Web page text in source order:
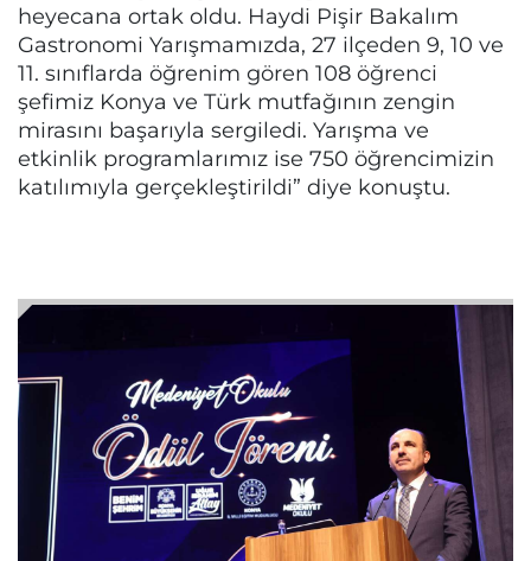
heyecana ortak oldu. Haydi Pişir Bakalım
Gastronomi Yarışmamızda, 27 ilçeden 9, 10 ve
11. sınıflarda öğrenim gören 108 öğrenci
şefimiz Konya ve Türk mutfağının zengin
mirasını başarıyla sergiledi. Yarışma ve
etkinlik programlarımız ise 750 öğrencimizin
katılımıyla gerçekleştirildi” diye konuştu.